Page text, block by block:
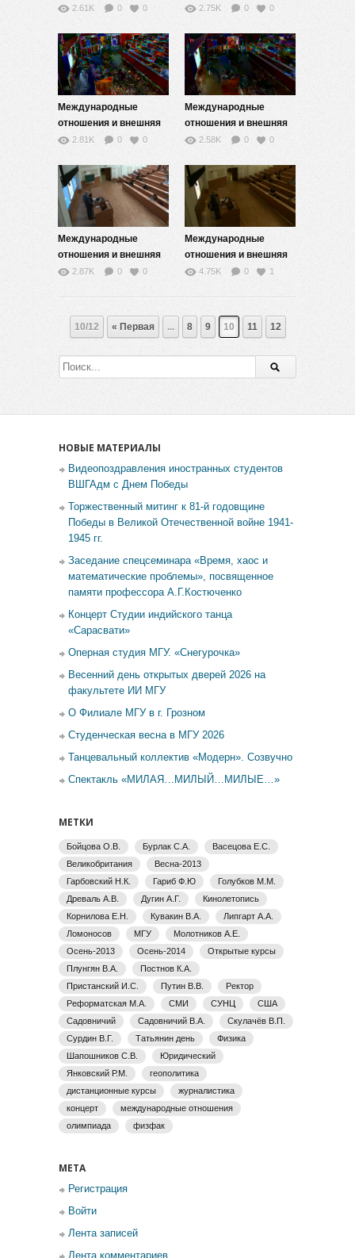
политика XXI веке — 5
2.61K 0 0
политика XXI веке — 6
2.75K 0 0
Международные
отношения и внешняя
политика XXI веке — 7
2.81K 0 0
Международные
отношения и внешняя
политика XXI веке — 8
2.58K 0 0
Международные
отношения и внешняя
политика XXI веке — 9
2.87K 0 0
Международные
отношения и внешняя
политика XXI веке — 10
4.75K 0 1
10/12 « Первая ... 8 9 10 11 12
НОВЫЕ МАТЕРИАЛЫ
Видеопоздравления иностранных студентов
ВШГАдм с Днем Победы
Торжественный митинг к 81-й годовщине
Победы в Великой Отечественной войне 1941-
1945 гг.
Заседание спецсеминара «Время, хаос и
математические проблемы», посвященное
памяти профессора А.Г.Костюченко
Концерт Студии индийского танца
«Сарасвати»
Оперная студия МГУ. «Снегурочка»
Весенний день открытых дверей 2026 на
факультете ИИ МГУ
О Филиале МГУ в г. Грозном
Студенческая весна в МГУ 2026
Танцевальный коллектив «Модерн». Созвучно
Спектакль «МИЛАЯ…МИЛЫЙ…МИЛЫЕ…»
МЕТКИ
Бойцова О.В. Бурлак С.А.
Васецова Е.С.
Великобритания
Весна-2013
Гарбовский Н.К.
Гариб Ф.Ю
Голубков М.М.
Древаль А.В.
Дугин А.Г.
Кинолетопись
Корнилова Е.Н.
Кувакин В.А.
Липгарт А.А.
Ломоносов
МГУ
Молотников А.Е.
Осень-2013
Осень-2014
Открытые курсы
Плунгян В.А.
Постнов К.А.
Пристанский И.С.
Путин В.В.
Ректор
Реформатская М.А.
СМИ СУНЦ
США
Садовничий
Садовничий В.А.
Скулачёв В.П.
Сурдин В.Г.
Татьянин день
Физика
Шапошников С.В.
Юридический
Янковский Р.М.
геополитика
дистанционные курсы
журналистика
концерт
международные отношения
олимпиада
физфак
МЕТА
Регистрация
Войти
Лента записей
Лента комментариев